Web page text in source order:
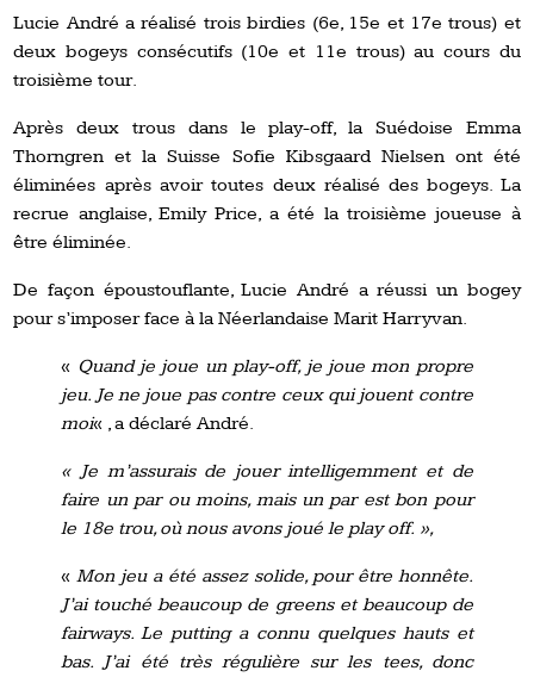
Lucie André a réalisé trois birdies (6e, 15e et 17e trous) et
deux bogeys consécutifs (10e et 11e trous) au cours du
troisième tour.
Après deux trous dans le play-off, la Suédoise Emma
Thorngren et la Suisse Sofie Kibsgaard Nielsen ont été
éliminées après avoir toutes deux réalisé des bogeys. La
recrue anglaise, Emily Price, a été la troisième joueuse à
être éliminée.
De façon époustouflante, Lucie André a réussi un bogey
pour s’imposer face à la Néerlandaise Marit Harryvan.
« Quand je joue un play-off, je joue mon propre
jeu. Je ne joue pas contre ceux qui jouent contre
moi« , a déclaré André.
« Je m’assurais de jouer intelligemment et de
faire un par ou moins, mais un par est bon pour
le 18e trou, où nous avons joué le play off. »,
«Mon jeu a été assez solide, pour être honnête.
J’ai touché beaucoup de greens et beaucoup de
fairways. Le putting a connu quelques hauts et
bas. J’ai été très régulière sur les tees, donc